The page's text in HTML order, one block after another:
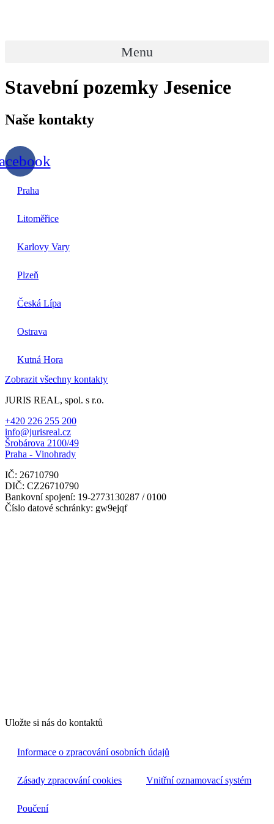
Menu
Stavební pozemky Jesenice
Naše kontakty
Praha
Litoměřice
Karlovy Vary
Plzeň
Česká Lípa
Ostrava
Kutná Hora
Zobrazit všechny kontakty
JURIS REAL, spol. s r.o.
+420 226 255 200
info@jurisreal.cz
Šrobárova 2100/49
Praha - Vinohrady
IČ: 26710790
DIČ: CZ26710790
Bankovní spojení: 19-2773130287 / 0100
Číslo datové schránky: gw9ejqf
Uložte si nás do kontaktů
Informace o zpracování osobních údajů
Zásady zpracování cookies Vnitřní oznamovací systém
Poučení